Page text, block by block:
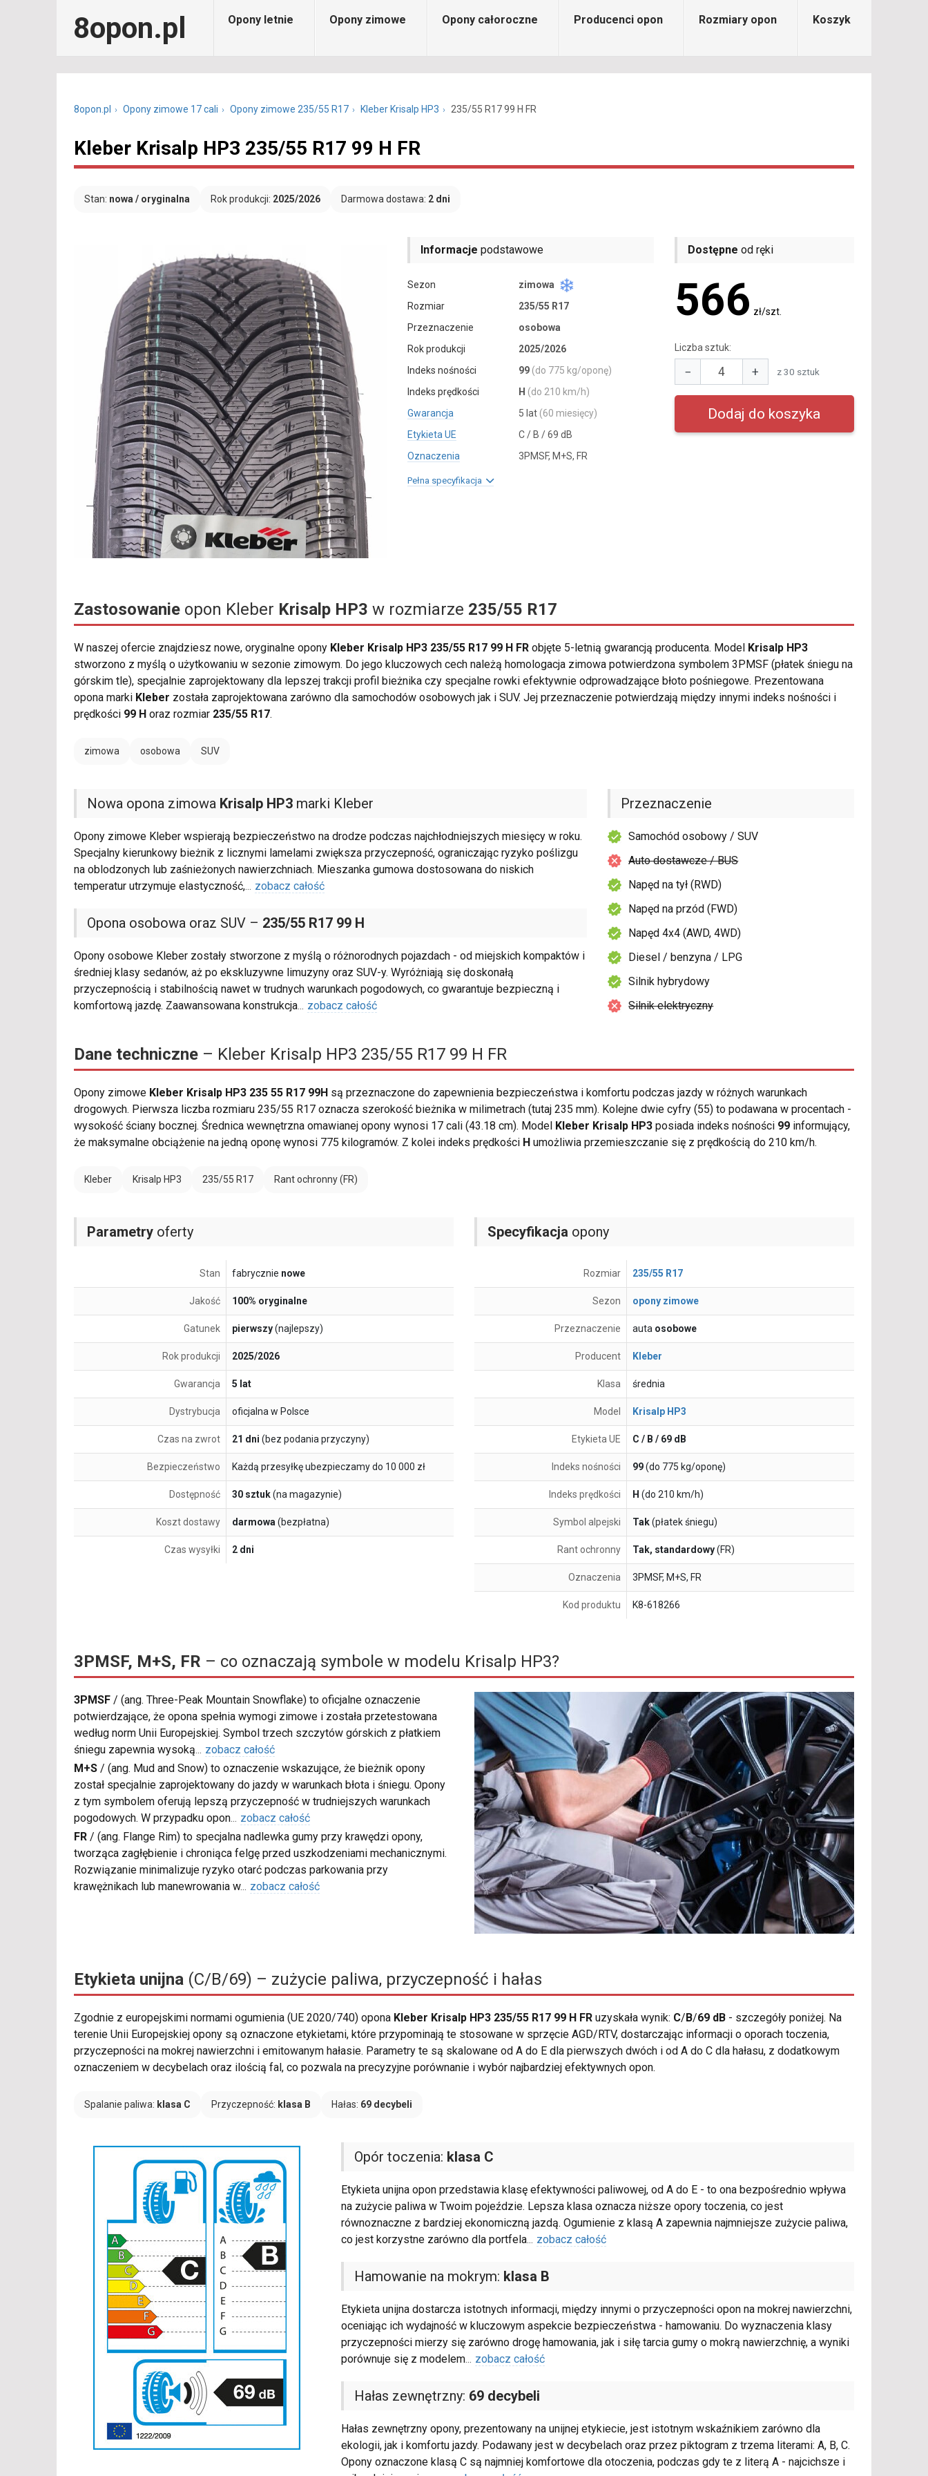
8opon.pl Opony letnie Opony zimowe Opony całoroczne Producenci opon Rozmiary opon Koszyk
8opon.pl Opony zimowe 17 cali Opony zimowe 235/55 R17 Kleber Krisalp HP3 235/55 R17 99 H FR
Kleber Krisalp HP3 235/55 R17 99 H FR
Stan: nowa / oryginalna Rok produkcji: 2025/2026 Darmowa dostawa: 2 dni
Informacje podstawowe
Sezon
zimowa
Rozmiar
235/55 R17
Przeznaczenie
osobowa
Rok produkcji
2025/2026
Indeks nośności
99 (do 775 kg/oponę)
Indeks prędkości
H (do 210 km/h)
Gwarancja
5 lat (60 miesięcy)
Etykieta UE
C / B / 69 dB
Oznaczenia
3PMSF, M+S, FR
Pełna specyfikacja
Dostępne od ręki
566 zł/szt.
Liczba sztuk:
− + z 30 sztuk
Zastosowanie opon Kleber Krisalp HP3 w rozmiarze 235/55 R17
W naszej ofercie znajdziesz nowe, oryginalne opony Kleber Krisalp HP3 235/55 R17 99 H FR objęte 5-letnią gwarancją producenta. Model Krisalp HP3
stworzono z myślą o użytkowaniu w sezonie zimowym. Do jego kluczowych cech należą homologacja zimowa potwierdzona symbolem 3PMSF (płatek śniegu na
górskim tle), specjalnie zaprojektowany dla lepszej trakcji profil bieżnika czy specjalne rowki efektywnie odprowadzające błoto pośniegowe. Prezentowana
opona marki Kleber została zaprojektowana zarówno dla samochodów osobowych jak i SUV. Jej przeznaczenie potwierdzają między innymi indeks nośności i
prędkości 99 H oraz rozmiar 235/55 R17.
zimowa osobowa SUV
Nowa opona zimowa Krisalp HP3 marki Kleber
Opony zimowe Kleber wspierają bezpieczeństwo na drodze podczas najchłodniejszych miesięcy w roku.
Specjalny kierunkowy bieżnik z licznymi lamelami zwiększa przyczepność, ograniczając ryzyko poślizgu
na oblodzonych lub zaśnieżonych nawierzchniach. Mieszanka gumowa dostosowana do niskich
temperatur utrzymuje elastyczność,... zobacz całość
Opona osobowa oraz SUV – 235/55 R17 99 H
Opony osobowe Kleber zostały stworzone z myślą o różnorodnych pojazdach - od miejskich kompaktów i
średniej klasy sedanów, aż po ekskluzywne limuzyny oraz SUV-y. Wyróżniają się doskonałą
przyczepnością i stabilnością nawet w trudnych warunkach pogodowych, co gwarantuje bezpieczną i
komfortową jazdę. Zaawansowana konstrukcja... zobacz całość
Przeznaczenie
Samochód osobowy / SUV
Auto dostawcze / BUS
Napęd na tył (RWD)
Napęd na przód (FWD)
Napęd 4x4 (AWD, 4WD)
Diesel / benzyna / LPG
Silnik hybrydowy
Silnik elektryczny
Dane techniczne – Kleber Krisalp HP3 235/55 R17 99 H FR
Opony zimowe Kleber Krisalp HP3 235 55 R17 99H są przeznaczone do zapewnienia bezpieczeństwa i komfortu podczas jazdy w różnych warunkach
drogowych. Pierwsza liczba rozmiaru 235/55 R17 oznacza szerokość bieżnika w milimetrach (tutaj 235 mm). Kolejne dwie cyfry (55) to podawana w procentach -
wysokość ściany bocznej. Średnica wewnętrzna omawianej opony wynosi 17 cali (43.18 cm). Model Kleber Krisalp HP3 posiada indeks nośności 99 informujący,
że maksymalne obciążenie na jedną oponę wynosi 775 kilogramów. Z kolei indeks prędkości H umożliwia przemieszczanie się z prędkością do 210 km/h.
Kleber Krisalp HP3 235/55 R17 Rant ochronny (FR)
Parametry oferty
Stan fabrycznie nowe
Jakość 100% oryginalne
Gatunek pierwszy(najlepszy)
Rok produkcji 2025/2026
Gwarancja 5 lat
Dystrybucja oficjalna w Polsce
Czas na zwrot 21 dni (bez podania przyczyny)
Bezpieczeństwo Każdą przesyłkę ubezpieczamy do 10 000 zł
Dostępność 30 sztuk(na magazynie)
Koszt dostawy darmowa(bezpłatna)
Czas wysyłki 2 dni
Specyfikacja opony
Rozmiar 235/55 R17
Sezon opony zimowe
Przeznaczenie auta osobowe
Producent Kleber
Klasa średnia
Model Krisalp HP3
Etykieta UE C / B / 69 dB
Indeks nośności 99(do 775 kg/oponę)
Indeks prędkości H (do 210 km/h)
Symbol alpejski Tak(płatek śniegu)
Rant ochronny Tak, standardowy(FR)
Oznaczenia 3PMSF, M+S, FR
Kod produktu K8-618266
3PMSF, M+S, FR – co oznaczają symbole w modelu Krisalp HP3?
3PMSF / (ang. Three-Peak Mountain Snowflake) to oficjalne oznaczenie
potwierdzające, że opona spełnia wymogi zimowe i została przetestowana
według norm Unii Europejskiej. Symbol trzech szczytów górskich z płatkiem
śniegu zapewnia wysoką... zobacz całość
M+S / (ang. Mud and Snow) to oznaczenie wskazujące, że bieżnik opony
został specjalnie zaprojektowany do jazdy w warunkach błota i śniegu. Opony
z tym symbolem oferują lepszą przyczepność w trudniejszych warunkach
pogodowych. W przypadku opon... zobacz całość
FR / (ang. Flange Rim) to specjalna nadlewka gumy przy krawędzi opony,
tworząca zagłębienie i chroniąca felgę przed uszkodzeniami mechanicznymi.
Rozwiązanie minimalizuje ryzyko otarć podczas parkowania przy
krawężnikach lub manewrowania w... zobacz całość
Etykieta unijna (C/B/69) – zużycie paliwa, przyczepność i hałas
Zgodnie z europejskimi normami ogumienia (UE 2020/740) opona Kleber Krisalp HP3 235/55 R17 99 H FR uzyskała wynik: C/ B/69 dB - szczegóły poniżej. Na
terenie Unii Europejskiej opony są oznaczone etykietami, które przypominają te stosowane w sprzęcie AGD/RTV, dostarczając informacji o oporach toczenia,
przyczepności na mokrej nawierzchni i emitowanym hałasie. Parametry te są skalowane od A do E dla pierwszych dwóch i od A do C dla hałasu, z dodatkowym
oznaczeniem w decybelach oraz ilością fal, co pozwala na precyzyjne porównanie i wybór najbardziej efektywnych opon.
Spalanie paliwa: klasa C Przyczepność: klasa B Hałas: 69 decybeli
Opór toczenia: klasa C
Etykieta unijna opon przedstawia klasę efektywności paliwowej, od A do E - to ona bezpośrednio wpływa
na zużycie paliwa w Twoim pojeździe. Lepsza klasa oznacza niższe opory toczenia, co jest
równoznaczne z bardziej ekonomiczną jazdą. Ogumienie z klasą A zapewnia najmniejsze zużycie paliwa,
co jest korzystne zarówno dla portfela... zobacz całość
Hamowanie na mokrym: klasa B
Etykieta unijna dostarcza istotnych informacji, między innymi o przyczepności opon na mokrej nawierzchni,
oceniając ich wydajność w kluczowym aspekcie bezpieczeństwa - hamowaniu. Do wyznaczenia klasy
przyczepności mierzy się zarówno drogę hamowania, jak i siłę tarcia gumy o mokrą nawierzchnię, a wyniki
porównuje się z modelem... zobacz całość
Hałas zewnętrzny: 69 decybeli
Hałas zewnętrzny opony, prezentowany na unijnej etykiecie, jest istotnym wskaźnikiem zarówno dla
ekologii, jak i komfortu jazdy. Podawany jest w decybelach oraz przez piktogram z trzema literami: A, B, C.
Opony oznaczone klasą C są najmniej komfortowe dla otoczenia, podczas gdy te z literą A - najcichsze i